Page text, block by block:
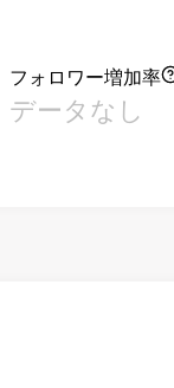
フォロワー増加率
データなし